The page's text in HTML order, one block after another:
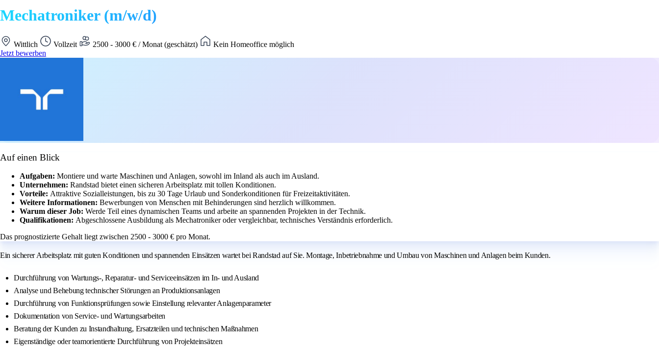
Mechatroniker (m/w/d)
Wittlich Vollzeit 2500 - 3000 € / Monat (geschätzt)
Kein Homeoffice möglich
Jetzt bewerben
Auf einen Blick
Aufgaben: Montiere und warte Maschinen und Anlagen, sowohl im Inland als auch im Ausland.
Unternehmen: Randstad bietet einen sicheren Arbeitsplatz mit tollen Konditionen.
Vorteile: Attraktive Sozialleistungen, bis zu 30 Tage Urlaub und Sonderkonditionen für Freizeitaktivitäten.
Weitere Informationen: Bewerbungen von Menschen mit Behinderungen sind herzlich willkommen.
Warum dieser Job: Werde Teil eines dynamischen Teams und arbeite an spannenden Projekten in der Technik.
Qualifikationen: Abgeschlossene Ausbildung als Mechatroniker oder vergleichbar, technisches Verständnis erforderlich.
Das prognostizierte Gehalt liegt zwischen 2500 - 3000 € pro Monat.
Ein sicherer Arbeitsplatz mit guten Konditionen und spannenden Einsätzen wartet bei Randstad auf Sie. Montage, Inbetriebnahme und Umbau von Maschinen und Anlagen beim Kunden.
Durchführung von Wartungs-, Reparatur- und Serviceeinsätzen im In- und Ausland
Analyse und Behebung technischer Störungen an Produktionsanlagen
Durchführung von Funktionsprüfungen sowie Einstellung relevanter Anlagenparameter
Dokumentation von Service- und Wartungsarbeiten
Beratung der Kunden zu Instandhaltung, Ersatzteilen und technischen Maßnahmen
Eigenständige oder teamorientierte Durchführung von Projekteinsätzen